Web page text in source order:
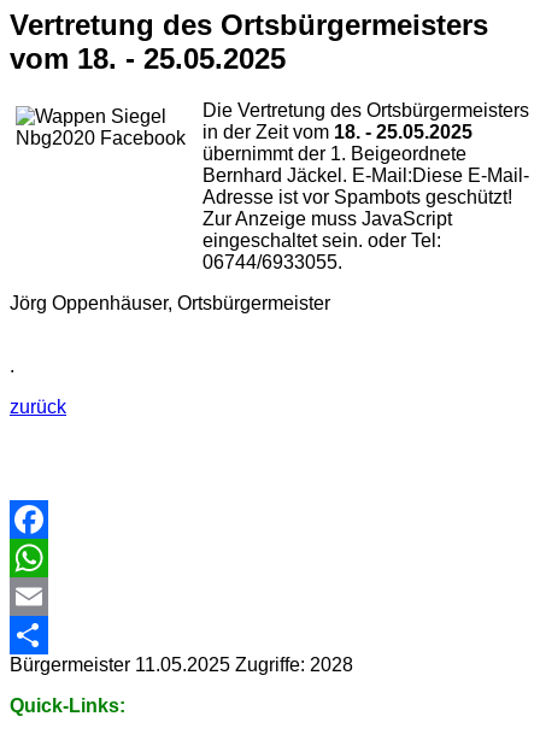
Vertretung des Ortsbürgermeisters
vom 18. - 25.05.2025
Die Vertretung des Ortsbürgermeisters
in der Zeit vom 18. - 25.05.2025
übernimmt der 1. Beigeordnete
Bernhard Jäckel. E-Mail:Diese E-Mail-
Adresse ist vor Spambots geschützt!
Zur Anzeige muss JavaScript
eingeschaltet sein. oder Tel:
06744/6933055.
Jörg Oppenhäuser, Ortsbürgermeister
.
zurück
Facebook
WhatsApp
Email
Share
Bürgermeister 11.05.2025 Zugriffe: 2028
Quick-Links: